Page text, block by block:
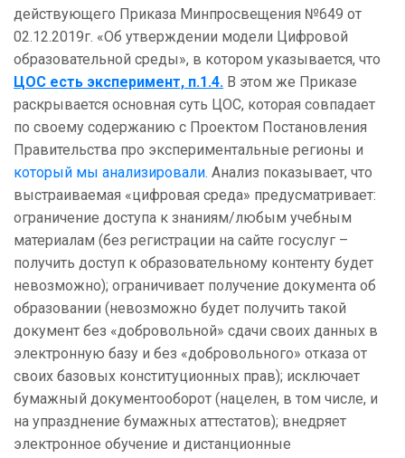
действующего Приказа Минпросвещения №649 от
02.12.2019г. «Об утверждении модели Цифровой
образовательной среды», в котором указывается, что
ЦОС есть эксперимент, п.1.4. В этом же Приказе
раскрывается основная суть ЦОС, которая совпадает
по своему содержанию с Проектом Постановления
Правительства про экспериментальные регионы и
который мы анализировали. Анализ показывает, что
выстраиваемая «цифровая среда» предусматривает:
ограничение доступа к знаниям/любым учебным
материалам (без регистрации на сайте госуслуг –
получить доступ к образовательному контенту будет
невозможно); ограничивает получение документа об
образовании (невозможно будет получить такой
документ без «добровольной» сдачи своих данных в
электронную базу и без «добровольного» отказа от
своих базовых конституционных прав); исключает
бумажный документооборот (нацелен, в том числе, и
на упразднение бумажных аттестатов); внедряет
электронное обучение и дистанционные